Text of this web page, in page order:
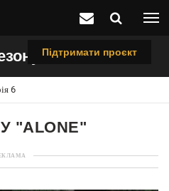
Підтримати проєкт
"Alone"
6
"ALONE"